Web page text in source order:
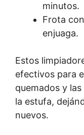
minutos.
Frota
enjuaga.
Estos
efectivos para
quemados y
la estufa,
nuevos.